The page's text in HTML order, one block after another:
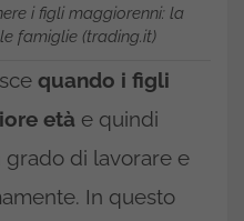
i figli maggiorenni: la
famiglie (trading.it)
quando i figli
età e quindi
di lavorare e
In questo